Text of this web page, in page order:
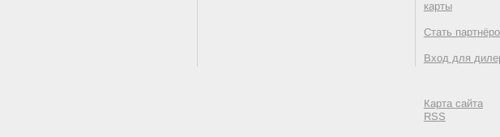
карты
Стать
Вход для
Карта сайта
RSS